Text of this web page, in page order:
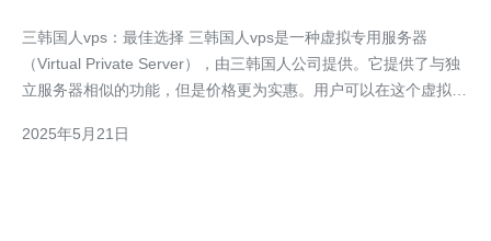
三韩国人vps：最佳选择 三韩国人vps是一种虚拟专用服务器
（Virtual Private Server），由三韩国人公司提供。它提供了与独
立服务器相似的功能，但是价格更为实惠。用户可以在这个虚拟环
2025年5月21日